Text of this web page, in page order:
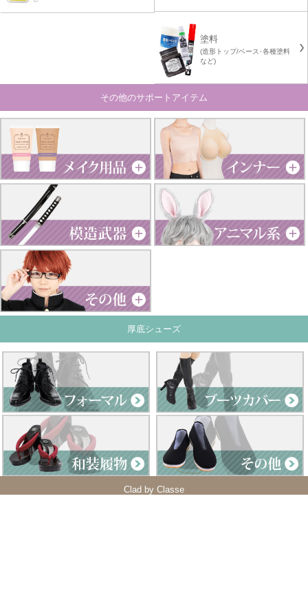
塗料
(造形トップ/ベース･各種塗料
など)
その他のサポートアイテム
厚底シューズ
Clad by Classe